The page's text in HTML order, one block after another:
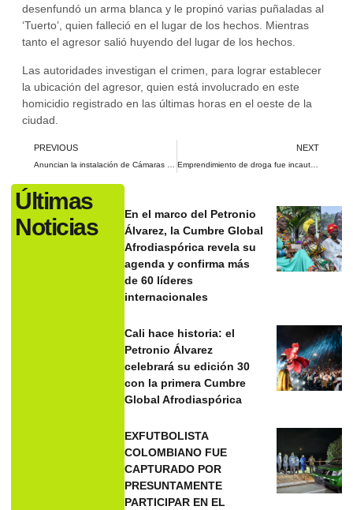
desenfundó un arma blanca y le propinó varias puñaladas al
‘Tuerto’, quien falleció en el lugar de los hechos. Mientras
tanto el agresor salió huyendo del lugar de los hechos.
Las autoridades investigan el crimen, para lograr establecer
la ubicación del agresor, quien está involucrado en este
homicidio registrado en las últimas horas en el oeste de la
ciudad.
PREVIOUS NEXT
Emprendimiento de droga fue incautado por las autoridades del Valle
Últimas
Noticias
En el marco del Petronio
Álvarez, la Cumbre Global
Afrodiaspórica revela su
agenda y confirma más
de 60 líderes
internacionales
Cali hace historia: el
Petronio Álvarez
celebrará su edición 30
con la primera Cumbre
Global Afrodiaspórica
EXFUTBOLISTA
COLOMBIANO FUE
CAPTURADO POR
PRESUNTAMENTE
PARTICIPAR EN EL